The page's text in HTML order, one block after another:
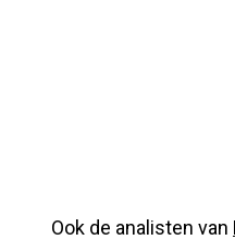
Ook de analisten van